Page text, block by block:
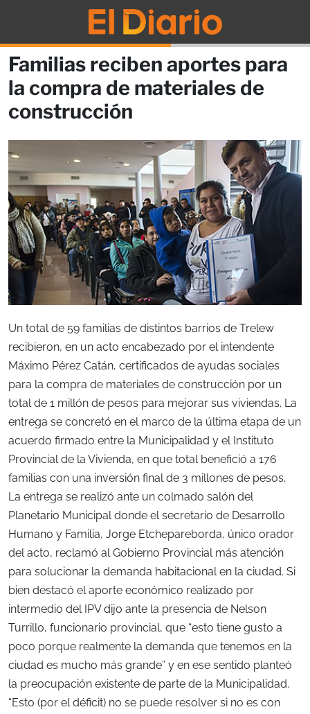
Familias reciben aportes para
la compra de materiales de
construcción
Un total de 59 familias de distintos barrios de Trelew
recibieron, en un acto encabezado por el intendente
Máximo Pérez Catán, certificados de ayudas sociales
para la compra de materiales de construcción por un
total de 1 millón de pesos para mejorar sus viviendas. La
entrega se concretó en el marco de la última etapa de un
acuerdo firmado entre la Municipalidad y el Instituto
Provincial de la Vivienda, en que total benefició a 176
familias con una inversión final de 3 millones de pesos.
La entrega se realizó ante un colmado salón del
Planetario Municipal donde el secretario de Desarrollo
Humano y Familia, Jorge Etchepareborda, único orador
del acto, reclamó al Gobierno Provincial más atención
para solucionar la demanda habitacional en la ciudad. Si
bien destacó el aporte económico realizado por
intermedio del IPV dijo ante la presencia de Nelson
Turrillo, funcionario provincial, que “esto tiene gusto a
poco porque realmente la demanda que tenemos en la
ciudad es mucho más grande” y en ese sentido planteó
la preocupación existente de parte de la Municipalidad.
“Esto (por el déficit) no se puede resolver si no es con